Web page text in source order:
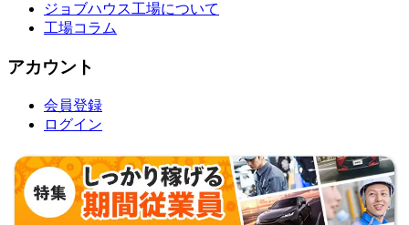
ジョブハウス工場について
工場コラム
アカウント
会員登録
ログイン